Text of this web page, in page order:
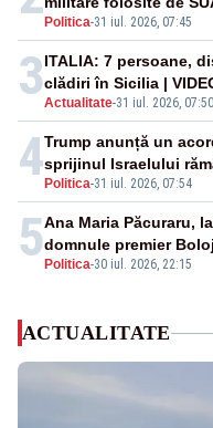
Politica-31 iul. 2026, 07:45
3Actualitate-31 iul. 2026, 07:50
ITALIA: 7 persoane,
clădiri în Sicilia |
4 Politica-31 iul. 2026, 07:54
Trump anunță un
sprijinul Israelului
5 Politica-30 iul. 2026, 22:15
Ana Maria Păcuraru,
domnule premier
ACTUALITATE